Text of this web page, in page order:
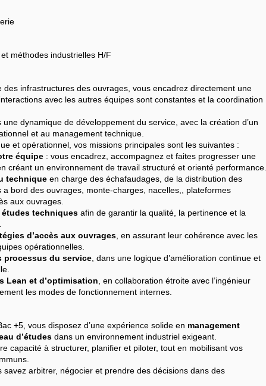
méthodes industrielles H/F
des infrastructures des ouvrages, vous encadrez directement une
avec les autres équipes sont constantes et la coordination
une dynamique de développement du service, avec la création d’un
et au management technique.
et opérationnel, vos missions principales sont les suivantes :
équipe : vous encadrez, accompagnez et faites progresser une
créant un environnement de travail structuré et orienté performance.
technique en charge des échafaudages, de la distribution des
a bord des ouvrages, monte-charges, nacelles,, plateformes
aux ouvrages.
techniques afin de garantir la qualité, la pertinence et la
d’accès aux ouvrages , en assurant leur cohérence avec les
opérationnelles.
processus du service , dans une logique d’amélioration continue et
Lean et d’optimisation , en collaboration étroite avec l’ingénieur
les modes de fonctionnement internes.
+5, vous disposez d’une expérience solide en management
d’études dans un environnement industriel exigeant.
capacité à structurer, planifier et piloter, tout en mobilisant vos
arbitrer, négocier et prendre des décisions dans des